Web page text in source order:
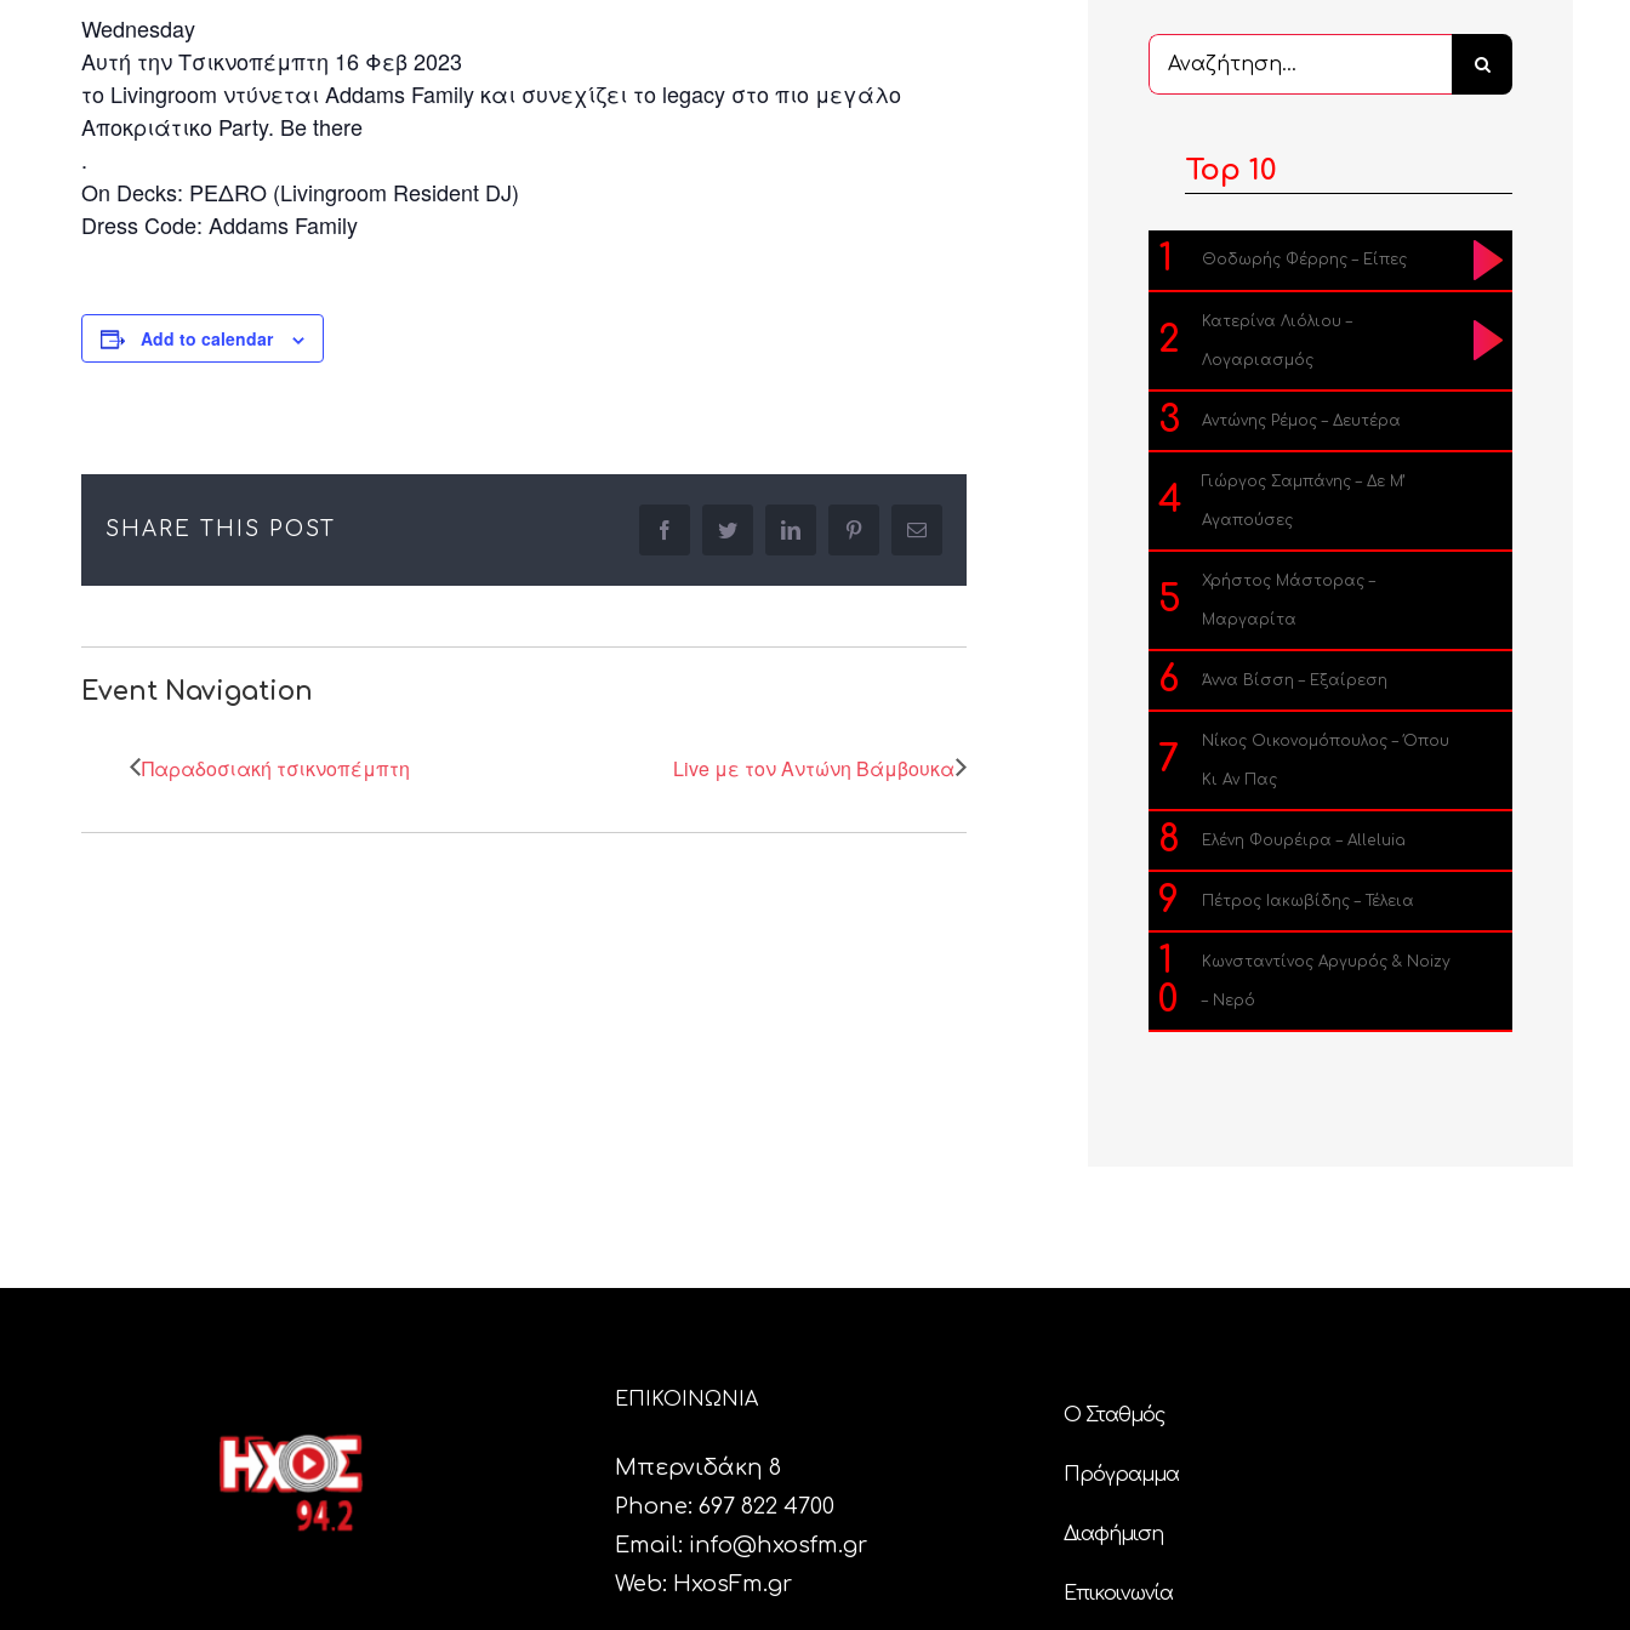
Wednesday
Αυτή την Τσικνοπέμπτη 16 Φεβ 2023
το Livingroom ντύνεται Addams Family και συνεχίζει το legacy στο πιο μεγάλο
Αποκριάτικο Party. Be there
.
On Decks: PEΔRO (Livingroom Resident DJ)
Dress Code: Addams Family
Add to calendar
SHARE THIS POST facebooktwitter linkedin pinterestEmail
Event Navigation
Παραδοσιακή τσικνοπέμπτη Live με τον Αντώνη Βάμβουκα
Αναζήτηση
...
Top 10
1 Θοδωρής Φέρρης – Είπες
2 Κατερίνα Λιόλιου –
Λογαριασμός
3 Αντώνης Ρέμος – Δευτέρα
4 Γιώργος Σαμπάνης – Δε Μ’
Αγαπούσες
5 Χρήστος Μάστορας –
Μαργαρίτα
6 Άννα Βίσση – Εξαίρεση
7 Νίκος Οικονομόπουλος – Όπου
Κι Αν Πας
8 Ελένη Φουρέιρα – Alleluia
9 Πέτρος Ιακωβίδης – Τέλεια
1
0
Κωνσταντίνος Αργυρός & Noizy
– Νερό
ΕΠΙΚΟΙΝΩΝΙΑ
Μπερνιδάκη 8
Phone: 697 822 4700
Email: info@hxosfm.gr
Web: HxosFm.gr
Ο Σταθμός
Πρόγραμμα
Διαφήμιση
Επικοινωνία